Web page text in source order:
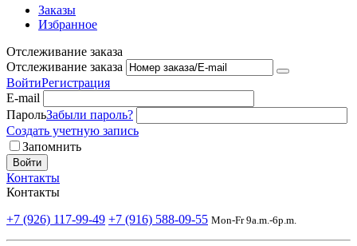
Заказы
Избранное
Отслеживание заказа
Отслеживание заказа
ВойтиРегистрация
E-mail
ПарольЗабыли пароль?
Создать учетную запись
Запомнить
Войти
Контакты
Контакты
+7 (926) 117-99-49 +7 (916) 588-09-55 Mon-Fr 9a.m.-6p.m.